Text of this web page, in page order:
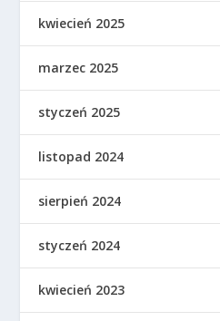
kwiecień 2025
marzec 2025
styczeń 2025
listopad 2024
sierpień 2024
styczeń 2024
kwiecień 2023